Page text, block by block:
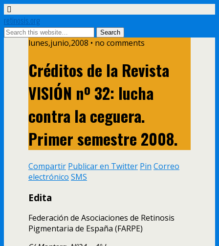
retinosis.org
lunes,junio,2008 • no comments
Créditos de la Revista
VISIÓN nº 32: lucha
contra la ceguera.
Primer semestre 2008.
Compartir Publicar en Twitter Pin Correo
electrónico SMS
Edita
Federación de Asociaciones de Retinosis
Pigmentaria de España (FARPE)